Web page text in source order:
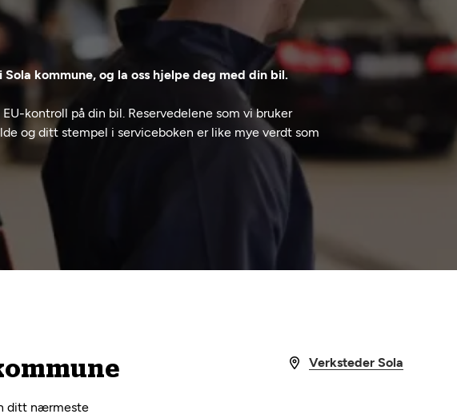
EU-kontroll - Vanlig bil
(opptil 3,5t)
Diagnose/Feilsøking
Mobilitetsgaranti
Nybilgaranti og fabrikkgaranti
Norway
+47
kommune, og la oss hjelpe deg med din bil.
kontroll på din bil. Reservedelene som vi bruker
og ditt stempel i serviceboken er like mye verdt som
ditt nærmeste
Verksteder Sola